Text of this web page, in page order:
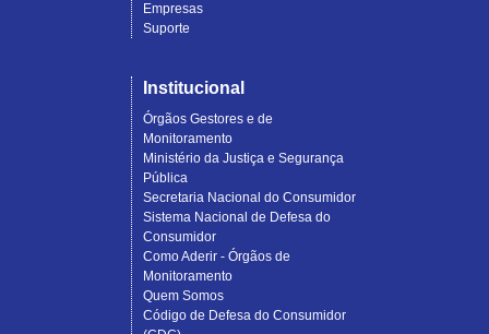
Empresas
Suporte
Institucional
Órgãos Gestores e de
Monitoramento
Ministério da Justiça e Segurança
Pública
Secretaria Nacional do Consumidor
Sistema Nacional de Defesa do
Consumidor
Como Aderir - Órgãos de
Monitoramento
Quem Somos
Código de Defesa do Consumidor